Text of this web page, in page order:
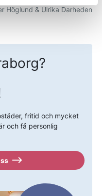
Höglund & Ulrika Darheden
fritid och mycket
och få personlig